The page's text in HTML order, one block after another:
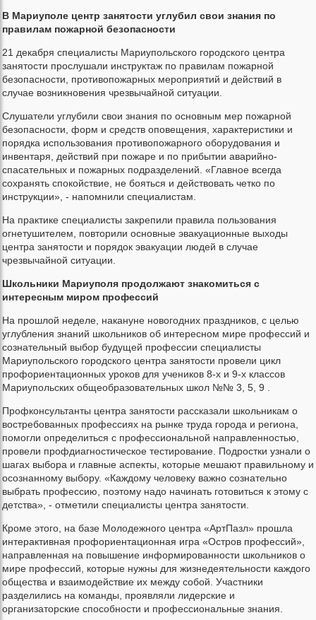
В Мариуполе центр занятости углубил свои знания по
правилам пожарной безопасности
21 декабря специалисты Мариупольского городского центра
занятости прослушали инструктаж по правилам пожарной
безопасности, противопожарных мероприятий и действий в
случае возникновения чрезвычайной ситуации.
Слушатели углубили свои знания по основным мер пожарной
безопасности, форм и средств оповещения, характеристики и
порядка использования противопожарного оборудования и
инвентаря, действий при пожаре и по прибытии аварийно-
спасательных и пожарных подразделений. «Главное всегда
сохранять спокойствие, не бояться и действовать четко по
инструкции», - напомнили специалистам.
На практике специалисты закрепили правила пользования
огнетушителем, повторили основные эвакуационные выходы
центра занятости и порядок эвакуации людей в случае
чрезвычайной ситуации.
Школьники Мариуполя продолжают знакомиться с
интересным миром профессий
На прошлой неделе, накануне новогодних праздников, с целью
углубления знаний школьников об интересном мире профессий и
сознательный выбор будущей профессии специалисты
Мариупольского городского центра занятости провели цикл
профориентационных уроков для учеников 8-х и 9-х классов
Мариупольских общеобразовательных школ №№ 3, 5, 9 .
Профконсультанты центра занятости рассказали школьникам о
востребованных профессиях на рынке труда города и региона,
помогли определиться с профессиональной направленностью,
провели профдиагностическое тестирование. Подростки узнали о
шагах выбора и главные аспекты, которые мешают правильному и
осознанному выбору. «Каждому человеку важно сознательно
выбрать профессию, поэтому надо начинать готовиться к этому с
детства», - отметили специалисты центра занятости.
Кроме этого, на базе Молодежного центра «АртПазл» прошла
интерактивная профориентационная игра «Остров профессий»,
направленная на повышение информированности школьников о
мире профессий, которые нужны для жизнедеятельности каждого
общества и взаимодействие их между собой. Участники
разделились на команды, проявляли лидерские и
организаторские способности и профессиональные знания.